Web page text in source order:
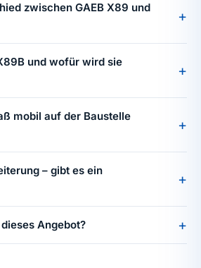
zwischen GAEB X89 und
und wofür wird sie
mobil auf der Baustelle
– gibt es ein
Angebot?